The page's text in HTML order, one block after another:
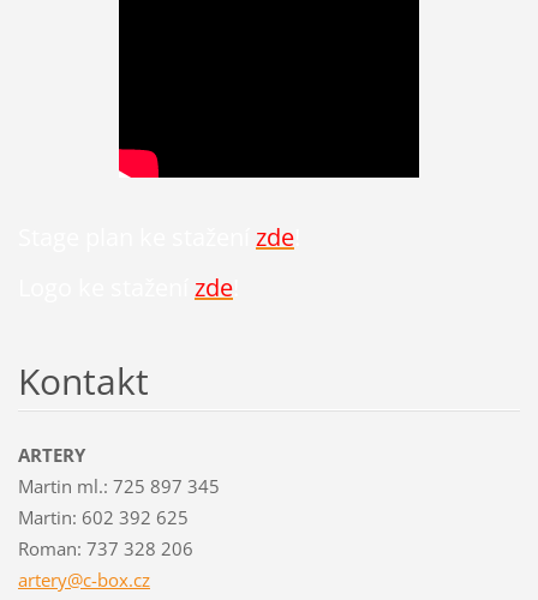
zde!
zde!
Kontakt
ARTERY
Martin ml.: 725 897 345
Martin: 602 392 625
Roman: 737 328 206
artery@c-box.cz